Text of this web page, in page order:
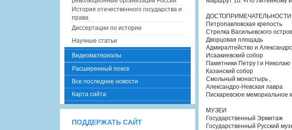
ДОСТОПРИМЕЧАТЕЛЬНОСТИ
Петропавловская крепость
Стрелка Васильевского
Дворцовая площадь
Адмиралтейство и
Исаакиевский собор
Памятники Петру I и Николаю
Казанский собор
Смольный монастырь ,
Александро-Невская лавра
Пискаревское мемориальное
МУЗЕИ
Государственный Эрмитаж
Государственный Русский
История отечественного государства и
права
Диссертации по истории
Научные статьи
Видеоматериалы
Расширенный поиск
Все последние новости
Карта сайта
ПОДДЕРЖАТЬ САЙТ